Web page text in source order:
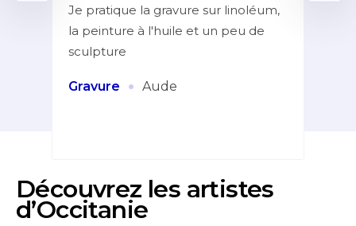
Je pratique la gravure sur linoléum,
la peinture à l'huile et un peu de
sculpture
Gravure · Aude
Découvrez les artistes
d’Occitanie